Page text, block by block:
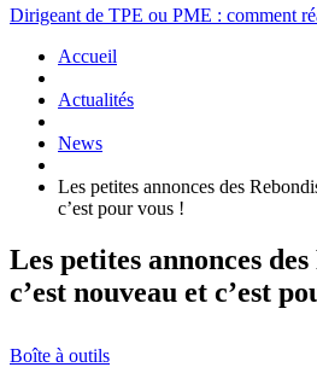
Dirigeant de TPE ou PME : comment
Accueil
Actualités
News
Les petites annonces des
c’est pour vous !
Les petites annonces
c’est nouveau et c’est
Boîte à outils